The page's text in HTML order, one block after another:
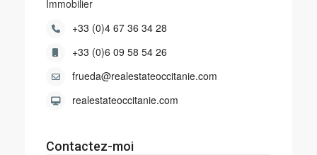
Immobilier
+33 (0)4 67 36 34 28
+33 (0)6 09 58 54 26
frueda@realestateoccitanie.com
realestateoccitanie.com
Contactez-moi